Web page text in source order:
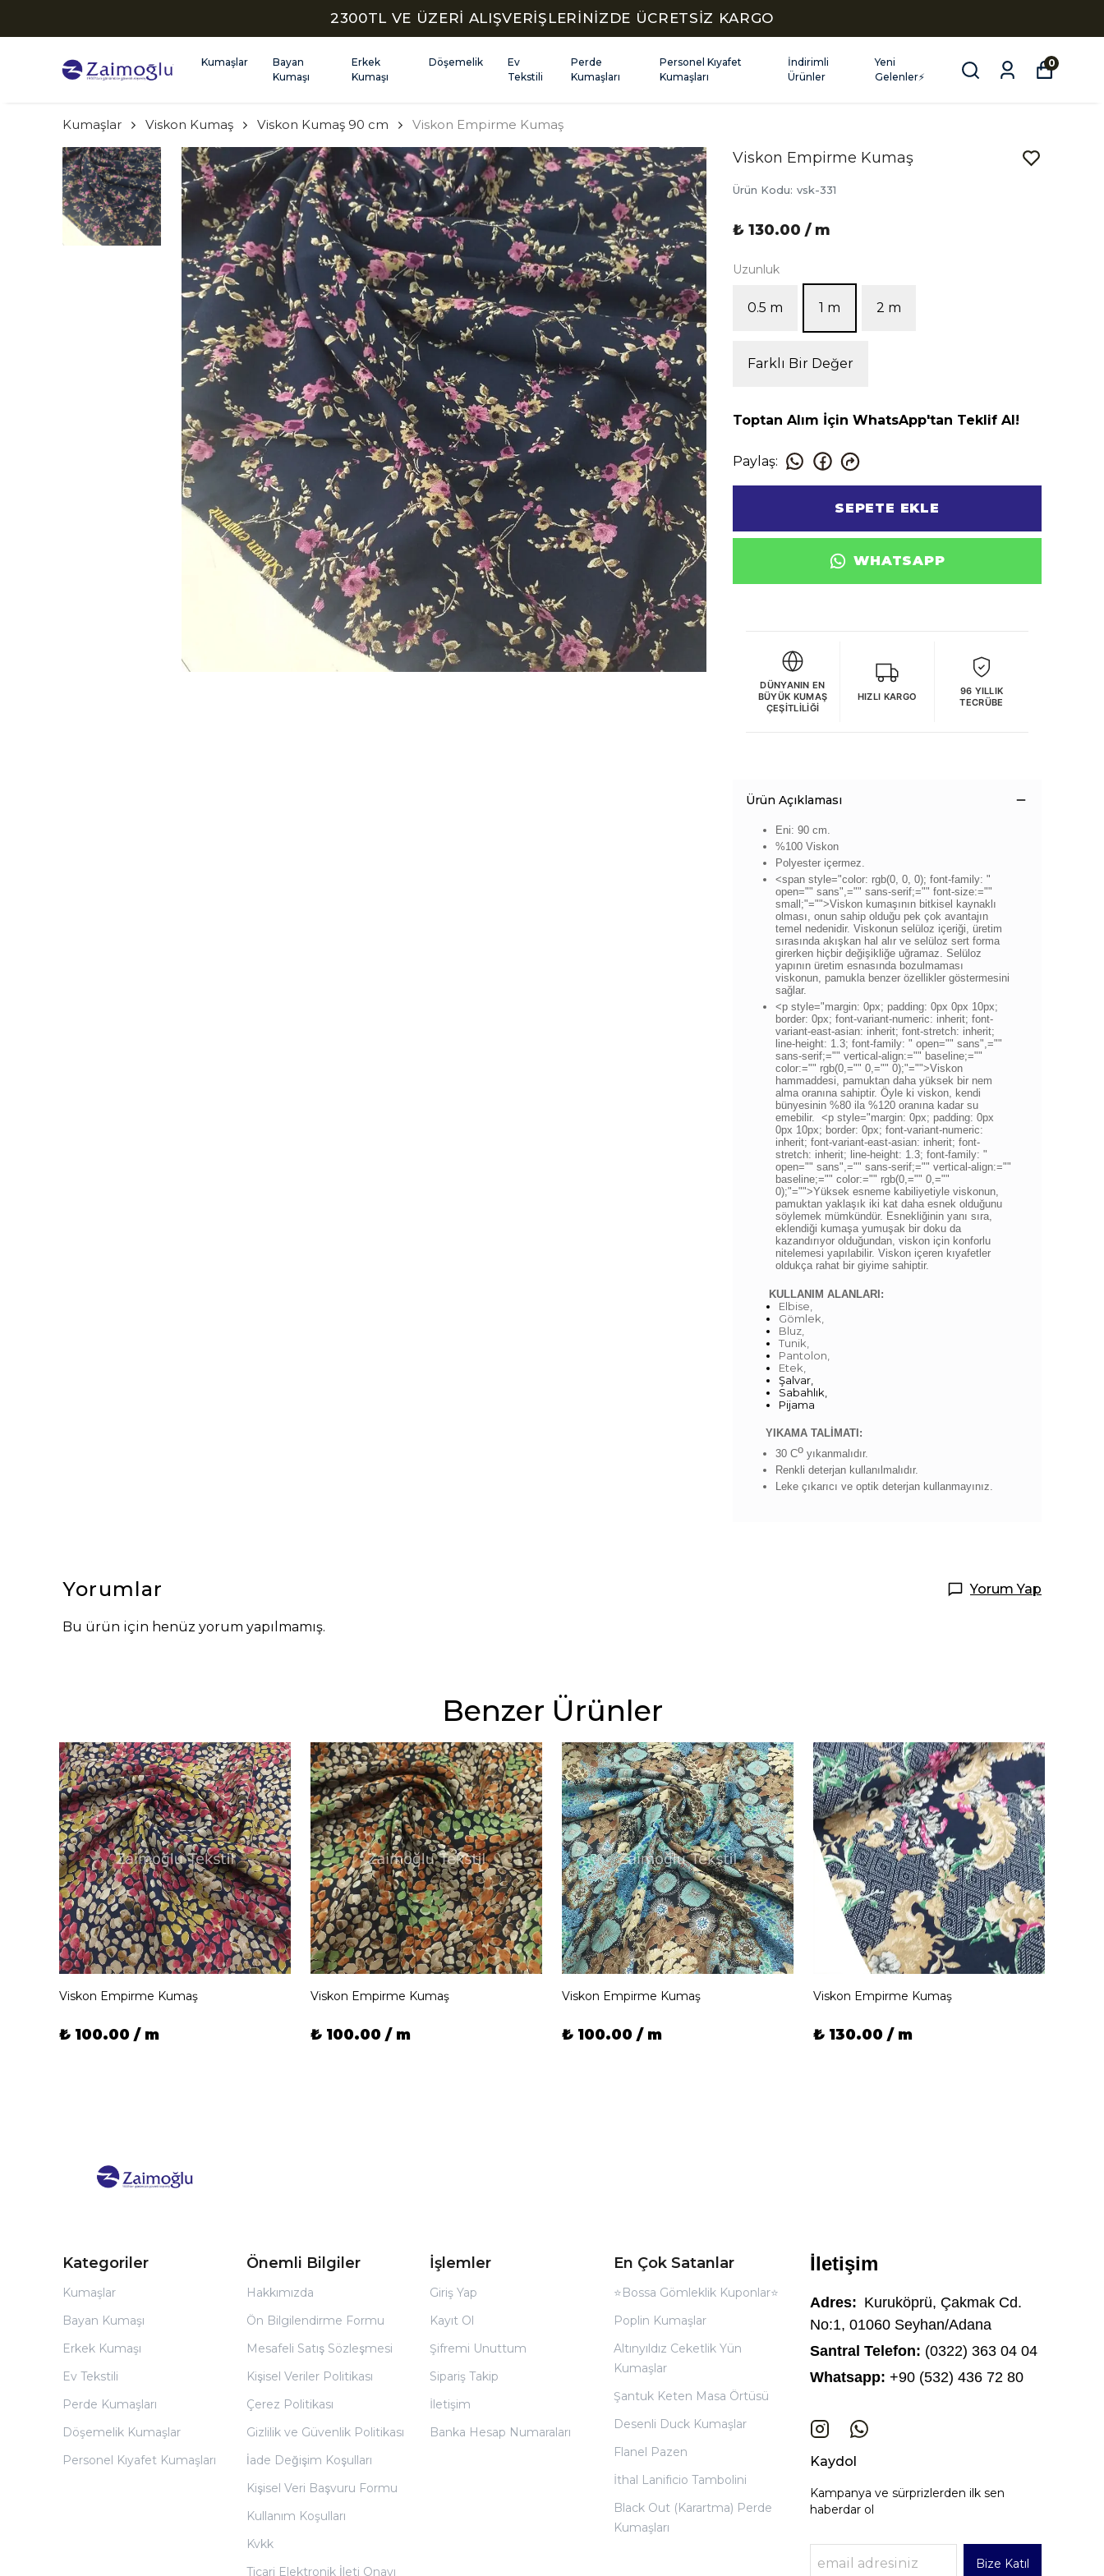
2300TL VE ÜZERİ ALIŞVERİŞLERİNİZDE ÜCRETSİZ KARGO
Kumaşlar
Bayan
Kumaşı
Erkek
Kumaşı
Döşemelik
Ev
Tekstili
Perde
Kumaşları
Personel Kıyafet
Kumaşları
İndirimli
Ürünler
Yeni
Gelenler⚡
0
Kumaşlar Viskon Kumaş Viskon Kumaş 90 cm Viskon Empirme Kumaş
Viskon Empirme Kumaş
Ürün Kodu: vsk-331
₺ 130.00 / m
Uzunluk
0.5 m 1 m 2 m
Farklı Bir Değer
Toptan Alım İçin WhatsApp'tan Teklif Al!
Paylaş:
SEPETE EKLE
WHATSAPP
DÜNYANIN EN
BÜYÜK KUMAŞ
ÇEŞITLILIĞI
HIZLI KARGO
96 YILLIK
TECRÜBE
Ürün Açıklaması
Eni: 90 cm.
%100 Viskon
Polyester içermez.
<span style="color: rgb(0, 0, 0); font-family: "
open="" sans",="" sans-serif;="" font-size:=""
small;"="">Viskon kumaşının bitkisel kaynaklı
olması, onun sahip olduğu pek çok avantajın
temel nedenidir. Viskonun selüloz içeriği, üretim
sırasında akışkan hal alır ve selüloz sert forma
girerken hiçbir değişikliğe uğramaz. Selüloz
yapının üretim esnasında bozulmaması
viskonun, pamukla benzer özellikler göstermesini
sağlar.
<p style="margin: 0px; padding: 0px 0px 10px;
border: 0px; font-variant-numeric: inherit; font-
variant-east-asian: inherit; font-stretch: inherit;
line-height: 1.3; font-family: " open="" sans",=""
sans-serif;="" vertical-align:="" baseline;=""
color:="" rgb(0,="" 0,="" 0);"="">Viskon
hammaddesi, pamuktan daha yüksek bir nem
alma oranına sahiptir. Öyle ki viskon, kendi
bünyesinin %80 ila %120 oranına kadar su
emebilir. <p style="margin: 0px; padding: 0px
0px 10px; border: 0px; font-variant-numeric:
inherit; font-variant-east-asian: inherit; font-
stretch: inherit; line-height: 1.3; font-family: "
open="" sans",="" sans-serif;="" vertical-align:=""
baseline;="" color:="" rgb(0,="" 0,=""
0);"="">Yüksek esneme kabiliyetiyle viskonun,
pamuktan yaklaşık iki kat daha esnek olduğunu
söylemek mümkündür. Esnekliğinin yanı sıra,
eklendiği kumaşa yumuşak bir doku da
kazandırıyor olduğundan, viskon için konforlu
nitelemesi yapılabilir. Viskon içeren kıyafetler
oldukça rahat bir giyime sahiptir.
KULLANIM ALANLARI:
Elbise,
Gömlek,
Bluz,
Tunik,
Pantolon,
Etek,
Şalvar,
Sabahlık,
Pijama
YIKAMA TALİMATI:
30 Co yıkanmalıdır.
Renkli deterjan kullanılmalıdır.
Leke çıkarıcı ve optik deterjan kullanmayınız.
Yorumlar Yorum Yap
Bu ürün için henüz yorum yapılmamış.
Benzer Ürünler
Viskon Empirme Kumaş
₺ 100.00 / m
Viskon Empirme Kumaş
₺ 100.00 / m
Viskon Empirme Kumaş
₺ 100.00 / m
Viskon Empirme Kumaş
₺ 130.00 / m
Kategoriler
Kumaşlar
Bayan Kumaşı
Erkek Kumaşı
Ev Tekstili
Perde Kumaşları
Döşemelik Kumaşlar
Personel Kıyafet Kumaşları
Önemli Bilgiler
Hakkımızda
Ön Bilgilendirme Formu
Mesafeli Satış Sözleşmesi
Kişisel Veriler Politikası
Çerez Politikası
Gizlilik ve Güvenlik Politikası
İade Değişim Koşulları
Kişisel Veri Başvuru Formu
Kullanım Koşulları
Kvkk
Ticari Elektronik İleti Onayı
İşlemler
Giriş Yap
Kayıt Ol
Şifremi Unuttum
Sipariş Takip
İletişim
Banka Hesap Numaraları
En Çok Satanlar
⭐Bossa Gömleklik Kuponlar⭐
Poplin Kumaşlar
Altınyıldız Ceketlik Yün
Kumaşlar
Şantuk Keten Masa Örtüsü
Desenli Duck Kumaşlar
Flanel Pazen
İthal Lanificio Tambolini
Black Out (Karartma) Perde
Kumaşları
İletişim
Adres: Kuruköprü, Çakmak Cd.
No:1, 01060 Seyhan/Adana
Santral Telefon: (0322) 363 04 04
Whatsapp: +90 (532) 436 72 80
Kaydol
Kampanya ve sürprizlerden ilk sen
haberdar ol
Bize Katıl